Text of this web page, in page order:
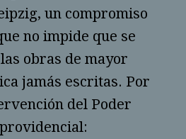
un compromiso
no impide que se
obras de mayor
jamás escritas. Por
del Poder